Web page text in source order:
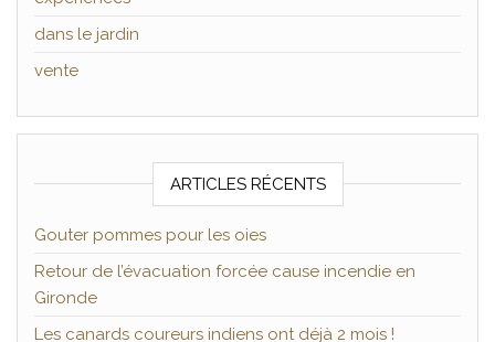
dans le jardin
vente
ARTICLES RÉCENTS
Gouter pommes pour les oies
Retour de l’évacuation forcée cause incendie en
Gironde
Les canards coureurs indiens ont déjà 2 mois !